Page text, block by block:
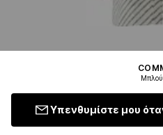
Υπενθυμίστε μου